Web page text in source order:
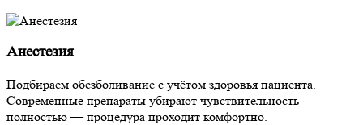
Анестезия
Подбираем обезболивание с учётом здоровья пациента.
Современные препараты убирают чувствительность
полностью — процедура проходит комфортно.